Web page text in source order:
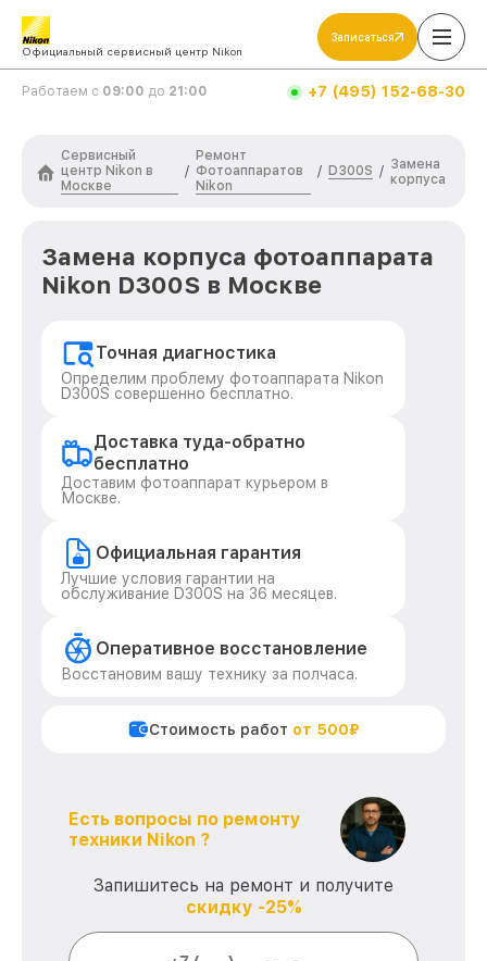
Официальный сервисный центр Nikon
Записаться
Работаем с 09:00 до 21:00 +7 (495) 152-68-30
Сервисный
центр Nikon в
Москве
/
Ремонт
Фотоаппаратов
Nikon
/ D300S / Замена
корпуса
Замена корпуса фотоаппарата
Nikon D300S в Москве
Точная диагностика
Определим проблему фотоаппарата Nikon
D300S совершенно бесплатно.
Доставка туда-обратно
бесплатно
Доставим фотоаппарат курьером в
Москве.
Официальная гарантия
Лучшие условия гарантии на
обслуживание D300S на 36 месяцев.
Оперативное восстановление
Восстановим вашу технику за полчаса.
Стоимость работ от 500₽
Есть вопросы по ремонту
техники Nikon ?
Запишитесь на ремонт и получите
скидку -25%